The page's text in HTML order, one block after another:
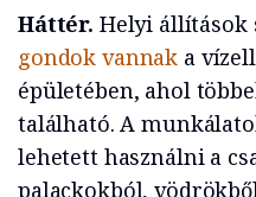
Háttér. Helyi állítások
gondok vannak a
épületében, ahol
található. A
lehetett használni a
palackokból,